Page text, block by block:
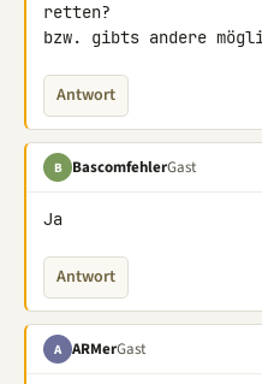
retten?
bzw. gibts andere
Antwort
B BascomfehlerGast
Ja
Antwort
A ARMerGast